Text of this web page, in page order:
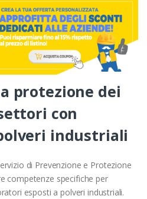
protezione dei
con
industriali
di Prevenzione e Protezione
competenze specifiche per
esposti a polveri industriali.